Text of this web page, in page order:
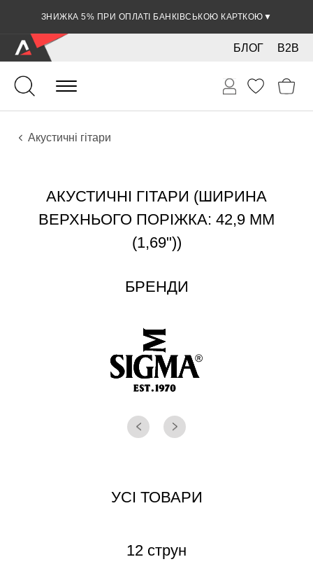
ЗНИЖКА 5% ПРИ ОПЛАТІ БАНКІВСЬКОЮ КАРТКОЮ ▼
B2B
БЛОГ
Гітари
Акустичні інструменти
Інструменти
Акустичні гітари
АКУСТИЧНІ ГІТАРИ (ШИРИНА
ВЕРХНЬОГО ПОРІЖКА: 42,9 ММ
(1,69"))
БРЕНДИ
УСІ ТОВАРИ
12 струн